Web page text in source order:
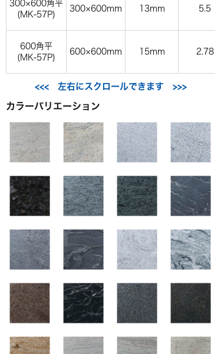
300×600角平
(MK-57P)
300×600mm 13mm 5.5
600角平
(MK-57P)
600×600mm 15mm 2.78
カラーバリエーション